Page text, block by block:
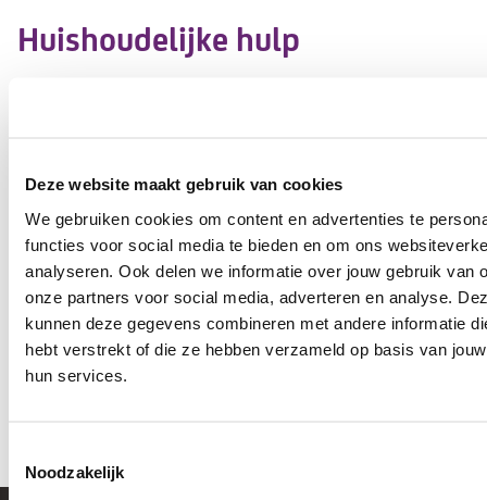
Deze website maakt gebruik van cookies
We gebruiken cookies om content en advertenties te
functies voor social media te bieden en om ons
analyseren. Ook delen we informatie over jouw gebruik van
onze partners voor social media, adverteren en analyse.
kunnen deze gegevens combineren met andere informatie
hebt verstrekt of die ze hebben verzameld op basis van
hun services.
Noodzakelijk
Huishoudelijke hulp
zelf te doen. Dan is het belangrijk dat je de juiste hulp
Hiervoor bel je naar
het planbureau
Zorgmoment wijzigen
Hiervoor mail je
naar de
zorgcoördinator